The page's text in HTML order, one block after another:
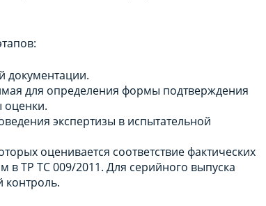
документации.
для определения формы подтверждения
оценки.
экспертизы в испытательной
оценивается соответствие фактических
в ТР ТС 009/2011. Для серийного выпуска
контроль.